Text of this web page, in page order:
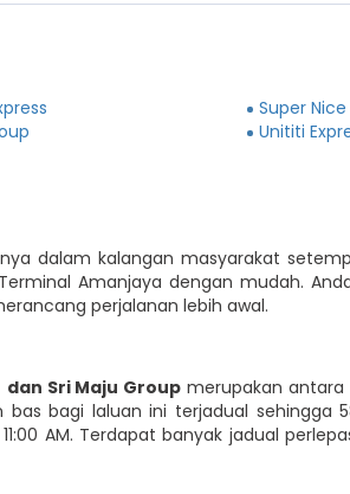
Super Nice
Unititi
dalam kalangan masyarakat
Amanjaya dengan mudah.
perjalanan lebih awal.
dan Sri Maju Group merupakan antara
bagi laluan ini terjadual sehingga
AM. Terdapat banyak jadual